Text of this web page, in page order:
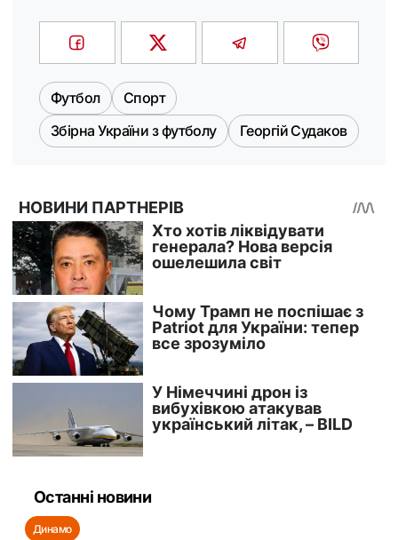
Футбол
Спорт
Збірна України з футболу
Георгій Судаков
Останні новини
Динамо